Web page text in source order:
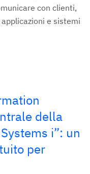
con clienti,
e sistemi
della
i”: un
per